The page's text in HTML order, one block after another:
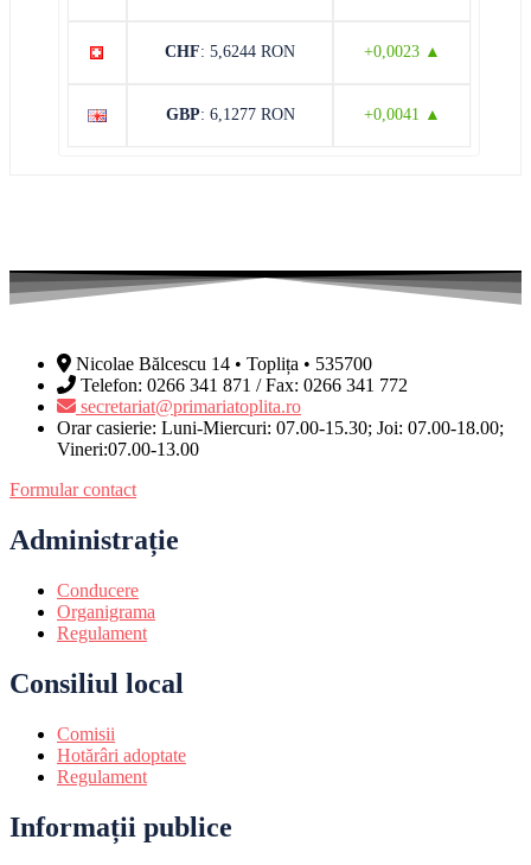
CHF: 5,6244 RON +0,0023 ▲
GBP: 6,1277 RON +0,0041 ▲
Nicolae Bălcescu 14 • Toplița • 535700
Telefon: 0266 341 871 / Fax: 0266 341 772
secretariat@primariatoplita.ro
Orar casierie: Luni-Miercuri: 07.00-15.30; Joi: 07.00-18.00;
Vineri:07.00-13.00
Formular contact
Administrație
Conducere
Organigrama
Regulament
Consiliul local
Comisii
Hotărâri adoptate
Regulament
Informații publice